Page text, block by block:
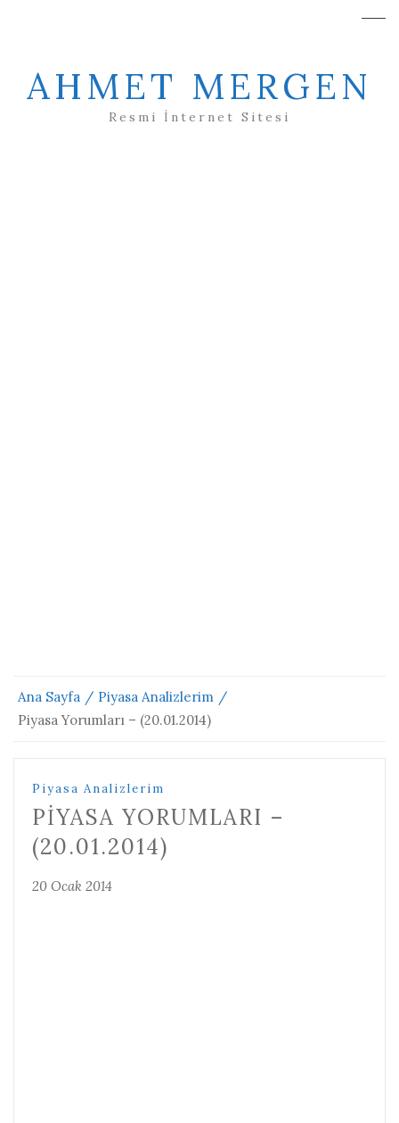
AHMET MERGEN
Resmi İnternet Sitesi
Ana Sayfa
Piyasa Analizlerim
Piyasa Yorumları – (20.01.2014)
Piyasa Analizlerim
PIYASA YORUMLARI –
(20.01.2014)
20 Ocak 2014